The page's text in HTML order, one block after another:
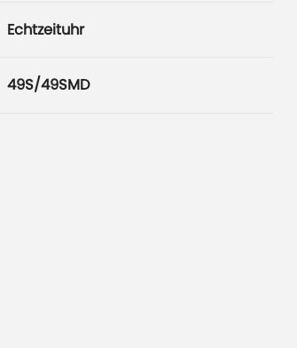
Echtzeituhr
49S/49SMD